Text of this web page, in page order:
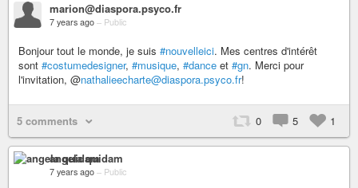
marion@diaspora.psyco.fr
7 years ago – Public
Bonjour tout le monde, je suis #nouvelleici. Mes centres d'intérêt
sont #costumedesigner, #musique, #dance et #gn. Merci pour
l'invitation, @nathalieecharte@diaspora.psyco.fr!
5 comments 0 5 1
angela quidam
7 years ago – Public